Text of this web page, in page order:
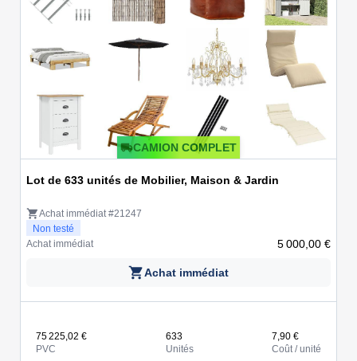
CAMION COMPLET
Lot de 633 unités de Mobilier, Maison & Jardin
Achat immédiat #21247
Non testé
Achat immédiat
5 000,00 €
Achat immédiat
75 225,02 €
PVC
633
Unités
7,90 €
Coût / unité